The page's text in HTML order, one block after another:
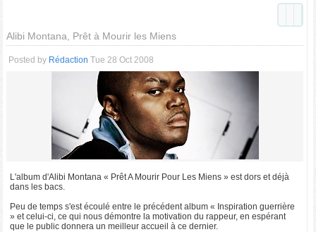
Alibi Montana, Prêt à Mourir les Miens
Posted by Rédaction Tue 28 Oct 2008
L'album d'Alibi Montana « Prêt A Mourir Pour Les Miens » est dors et déjà
dans les bacs.
Peu de temps s'est écoulé entre le précédent album « Inspiration guerrière
» et celui-ci, ce qui nous démontre la motivation du rappeur, en espérant
que le public donnera un meilleur accueil à ce dernier.